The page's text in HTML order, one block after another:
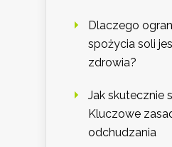
Dlaczego
spożycia soli
zdrowia?
Jak skutecznie
Kluczowe
odchudzania